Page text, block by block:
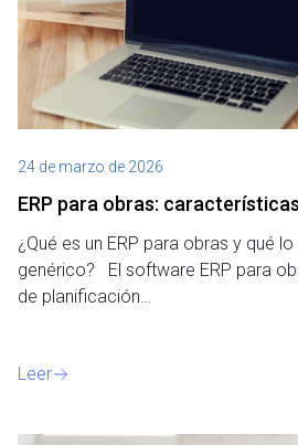
24 de marzo de 2026
ERP para obras:
¿Qué es un ERP para obras y qué
genérico? El software ERP para
de planificación…
Leer